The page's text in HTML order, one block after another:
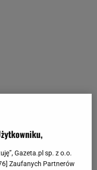
Gazeta.pl sp. z o.o.
] Zaufanych Partnerów